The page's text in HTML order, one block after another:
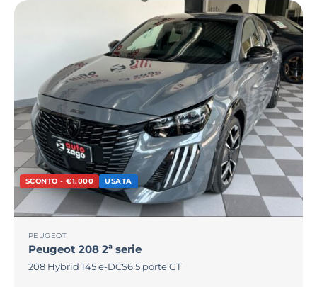
SCONTO - €1.000 USATA
PEUGEOT
Peugeot 208 2ª serie
208 Hybrid 145 e-DCS6 5 porte GT